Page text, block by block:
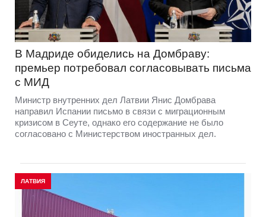
В Мадриде обиделись на Домбраву:
премьер потребовал согласовывать письма
с МИД
Министр внутренних дел Латвии Янис Домбрава
направил Испании письмо в связи с миграционным
кризисом в Сеуте, однако его содержание не было
согласовано с Министерством иностранных дел.
ЛАТВИЯ